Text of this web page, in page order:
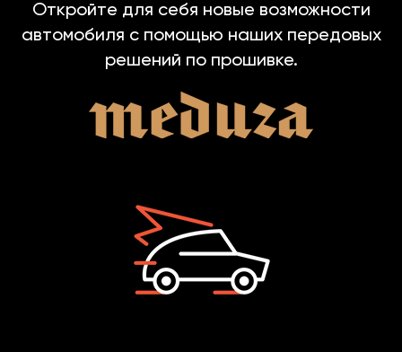
Откройте для себя новые возможности
автомобиля с помощью наших передовых
решений по прошивке.